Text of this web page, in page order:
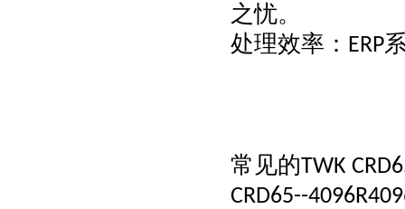
之忧。
处理效率： ERP
常见的TWK
CRD65--